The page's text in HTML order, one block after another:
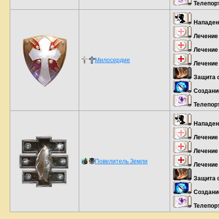
Милосердие
Лечение
Защита
Повелитель Земли
Лечение
Защита